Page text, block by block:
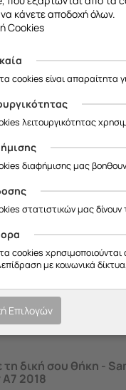
τη δική σου θήκη -
2018
κάνετε αποδοχή όλων.
Cookies
cookies είναι απαραίτητα
λειτουργικότητας
διαφήμισης μας
στατιστικών μας
cookies χρησιμοποιούνται
με κοινωνικά
Επιλογών